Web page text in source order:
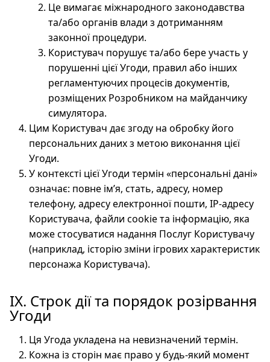
Це вимагає міжнародного законодавства
та/або органів влади з дотриманням
законної процедури.
Користувач порушує та/або бере участь у
порушенні цієї Угоди, правил або інших
регламентуючих процесів документів,
розміщених Розробником на майданчику
симулятора.
Цим Користувач дає згоду на обробку його
персональних даних з метою виконання цієї
Угоди.
У контексті цієї Угоди термін «персональні дані»
означає: повне ім’я, стать, адресу, номер
телефону, адресу електронної пошти, IP-адресу
Користувача, файли cookie та інформацію, яка
може стосуватися надання Послуг Користувачу
(наприклад, історію зміни ігрових характеристик
персонажа Користувача).
IX. Строк дії та порядок розірвання
Угоди
Ця Угода укладена на невизначений термін.
Кожна із сторін має право у будь-який момент